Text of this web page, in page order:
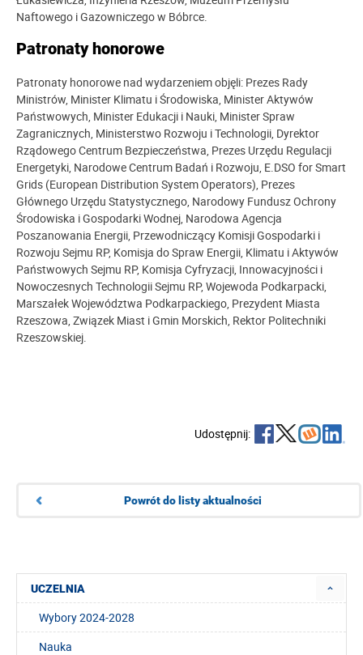
Naftowego i Gazowniczego w Bóbrce.
Patronaty honorowe
Patronaty honorowe nad wydarzeniem objęli: Prezes Rady
Ministrów, Minister Klimatu i Środowiska, Minister Aktywów
Państwowych, Minister Edukacji i Nauki, Minister Spraw
Zagranicznych, Ministerstwo Rozwoju i Technologii, Dyrektor
Rządowego Centrum Bezpieczeństwa, Prezes Urzędu Regulacji
Energetyki, Narodowe Centrum Badań i Rozwoju, E.DSO for Smart
Grids (European Distribution System Operators), Prezes
Głównego Urzędu Statystycznego, Narodowy Fundusz Ochrony
Środowiska i Gospodarki Wodnej, Narodowa Agencja
Poszanowania Energii, Przewodniczący Komisji Gospodarki i
Rozwoju Sejmu RP, Komisja do Spraw Energii, Klimatu i Aktywów
Państwowych Sejmu RP, Komisja Cyfryzacji, Innowacyjności i
Nowoczesnych Technologii Sejmu RP, Wojewoda Podkarpacki,
Marszałek Województwa Podkarpackiego, Prezydent Miasta
Rzeszowa, Związek Miast i Gmin Morskich, Rektor Politechniki
Rzeszowskiej.
Udostępnij:
Powrót do listy aktualności
UCZELNIA
Wybory 2024-2028
Nauka